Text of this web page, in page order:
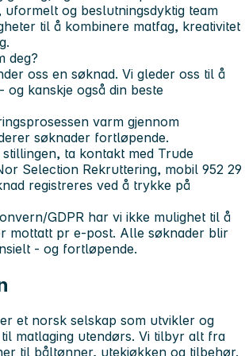
uformelt og beslutningsdyktig team
til å kombinere matfag, kreativitet
deg?
oss en søknad. Vi gleder oss til å
og kanskje også din beste
varm gjennom
søknader fortløpende.
ta kontakt med Trude
Selection Rekruttering, mobil 952 29
registreres ved å trykke på
GDPR har vi ikke mulighet til å
mottatt pr e-post. Alle søknader blir
- og fortløpende.
et norsk selskap som utvikler og
matlaging utendørs. Vi tilbyr alt fra
til båltønner, utekjøkken og tilbehør.